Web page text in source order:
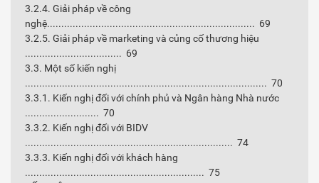
3.2.4. Giải pháp về công
nghệ......................................................................... 69
3.2.5. Giải pháp về marketing và củng cố thương hiệu
.................................. 69
3.3. Một số kiến nghị
..................................................................................... 70
3.3.1. Kiến nghị đối với chính phủ và Ngân hàng Nhà nước
.......................... 70
3.3.2. Kiến nghị đối với BIDV
......................................................................... 74
3.3.3. Kiến nghị đối với khách hàng
............................................................... 75